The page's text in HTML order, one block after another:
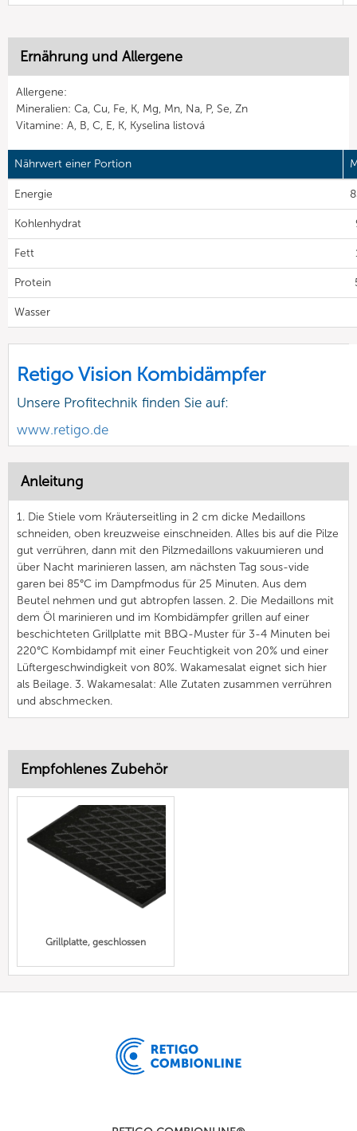
Ernährung und Allergene
Allergene:
Mineralien: Ca, Cu, Fe, K, Mg, Mn, Na, P, Se, Zn
Vitamine: A, B, C, E, K, Kyselina listová
Nährwert einer Portion
Energie
Kohlenhydrat
Fett
Protein
Wasser
Retigo Vision Kombidämpfer
Unsere Profitechnik finden Sie auf:
www.retigo.de
Anleitung
1. Die Stiele vom Kräuterseitling in 2 cm dicke Medaillons
schneiden, oben kreuzweise einschneiden. Alles bis auf die Pilze
gut verrühren, dann mit den Pilzmedaillons vakuumieren und
über Nacht marinieren lassen, am nächsten Tag sous-vide
garen bei 85°C im Dampfmodus für 25 Minuten. Aus dem
Beutel nehmen und gut abtropfen lassen. 2. Die Medaillons mit
dem Öl marinieren und im Kombidämpfer grillen auf einer
beschichteten Grillplatte mit BBQ-Muster für 3-4 Minuten bei
220°C Kombidampf mit einer Feuchtigkeit von 20% und einer
Lüftergeschwindigkeit von 80%. Wakamesalat eignet sich hier
als Beilage. 3. Wakamesalat: Alle Zutaten zusammen verrühren
und abschmecken.
Empfohlenes Zubehör
Grillplatte, geschlossen